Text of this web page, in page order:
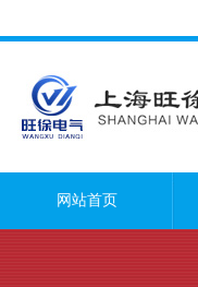
网站首页